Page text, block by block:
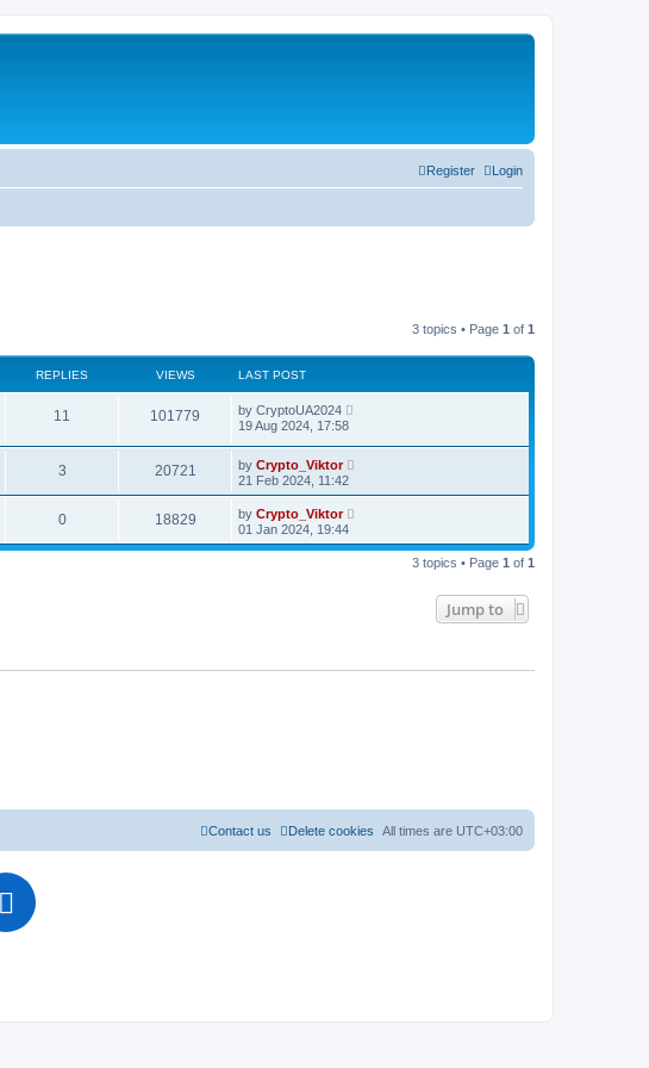
Login
Register
3 topics • Page 1 of 1
REPLIES VIEWS LAST POST
11 101779 by CryptoUA2024
19 Aug 2024, 17:58
3 20721 by Crypto_Viktor
21 Feb 2024, 11:42
0 18829 by Crypto_Viktor
01 Jan 2024, 19:44
3 topics • Page 1 of 1
Jump to
All times are UTC+03:00
Delete cookies
Contact us